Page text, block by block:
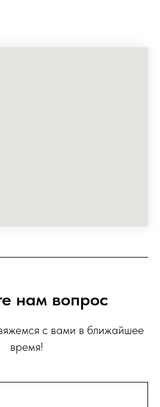
нам вопрос
с вами в ближайшее
время!